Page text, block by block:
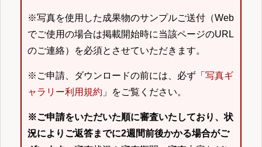
※写真を使用した成果物のサンプルご送付（Web
でご使用の場合は掲載開始時に当該ページのURL
のご連絡）を必須とさせていただきます。
※ご申請、ダウンロードの前には、必ず「 写真ギ
ャラリー利用規約 」をご覧ください。
※ご申請をいただいた順に審査いたしており、状
況によりご返答までに2週間前後かかる場合がご